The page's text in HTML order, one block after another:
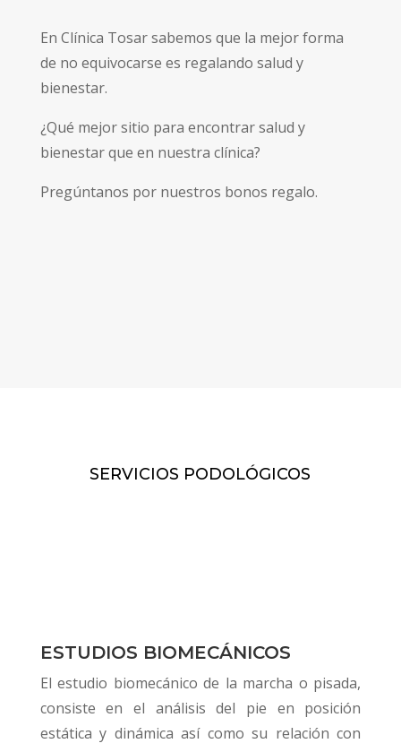
En Clínica Tosar sabemos que la mejor forma
de no equivocarse es regalando salud y
bienestar.
¿Qué mejor sitio para encontrar salud y
bienestar que en nuestra clínica?
Pregúntanos por nuestros bonos regalo.
SERVICIOS PODOLÓGICOS
ESTUDIOS BIOMECÁNICOS
El estudio biomecánico de la marcha o pisada,
consiste en el análisis del pie en posición
estática y dinámica así como su relación con